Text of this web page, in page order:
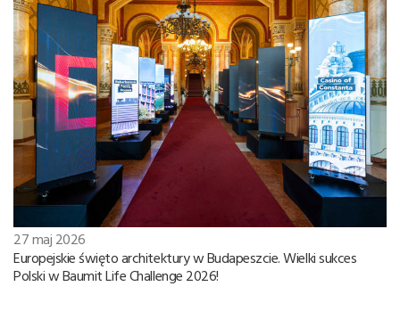
27 maj 2026
Europejskie święto architektury w Budapeszcie. Wielki sukces
Polski w Baumit Life Challenge 2026!